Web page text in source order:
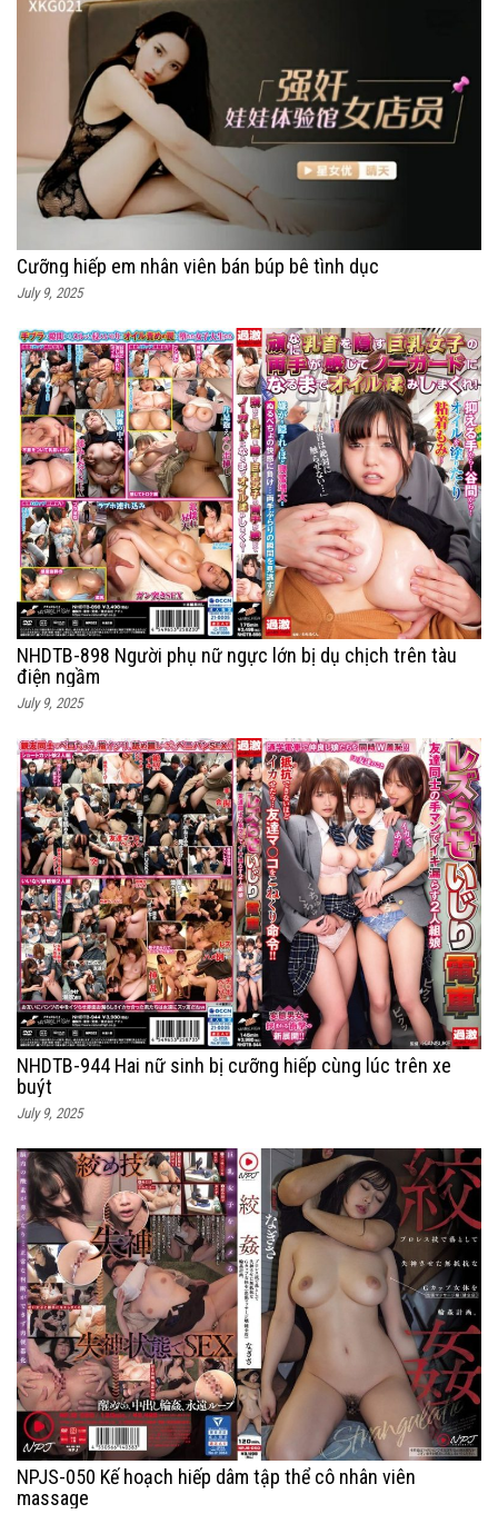
Cưỡng hiếp em nhân viên bán búp bê tình dục
July 9, 2025
NHDTB-898 Người phụ nữ ngực lớn bị dụ chịch trên tàu
điện ngầm
July 9, 2025
NHDTB-944 Hai nữ sinh bị cưỡng hiếp cùng lúc trên xe
buýt
July 9, 2025
NPJS-050 Kế hoạch hiếp dâm tập thể cô nhân viên
massage